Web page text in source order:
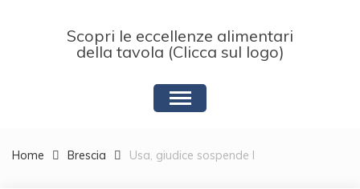
Scopri le eccellenze alimentari
della tavola (Clicca sul logo)
Home Brescia Usa, giudice sospende l